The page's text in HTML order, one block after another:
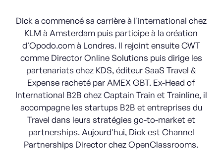
Dick a commencé sa carrière à l'international chez
KLM à Amsterdam puis participe à la création
d'Opodo.com à Londres. Il rejoint ensuite CWT
comme Director Online Solutions puis dirige les
partenariats chez KDS, éditeur SaaS Travel &
Expense racheté par AMEX GBT. Ex-Head of
International B2B chez Captain Train et Trainline, il
accompagne les startups B2B et entreprises du
Travel dans leurs stratégies go-to-market et
partnerships. Aujourd'hui, Dick est Channel
Partnerships Director chez OpenClassrooms.